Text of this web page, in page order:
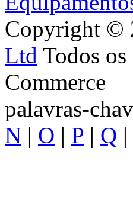
Copyright ©
Ltd Todos
Commerce
palavras-
N | O | P | Q |